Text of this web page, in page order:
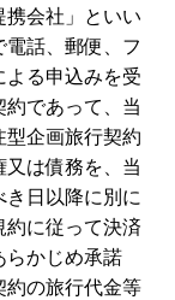
会社」といい
話、郵便、フ
よる申込みを受
であって、当
企画旅行契約
は債務を、当
日以降に別に
に従って決済
らかじめ承諾
約の旅行代金等